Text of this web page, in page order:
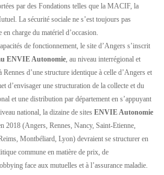
par des Fondations telles que la MACIF, la
La sécurité sociale ne s’est toujours pas
charge du matériel d’occasion.
de fonctionnement, le site d’Angers s’inscrit
ENVIE Autonomie, au niveau interrégional et
d’une structure identique à celle d’Angers et
d’envisager une structuration de la collecte et du
et une distribution par département en s’appuyant
national, la dizaine de sites ENVIE Autonomie
2018 (Angers, Rennes, Nancy, Saint-Etienne,
Montbéliard, Lyon) devraient se structurer en
commune en matière de prix, de
face aux mutuelles et à l’assurance maladie.